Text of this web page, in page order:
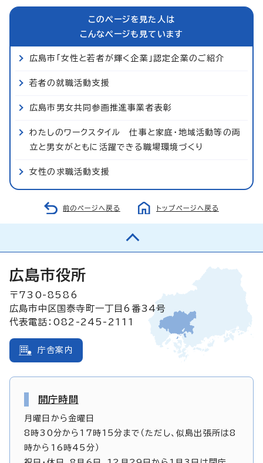
このページを見た人は
こんなページも見ています
広島市「女性と若者が輝く企業」認定企業のご紹介
若者の就職活動支援
広島市男女共同参画推進事業者表彰
わたしのワークスタイル 仕事と家庭・地域活動等の両
立と男女がともに活躍できる職場環境づくり
女性の求職活動支援
前のページへ戻る トップページへ戻る
広島市役所
〒730-8586
広島市中区国泰寺町一丁目6番34号
代表電話：082-245-2111
庁舎案内
開庁時間
月曜日から金曜日
8時30分から17時15分まで（ただし、似島出張所は8
時から16時45分）